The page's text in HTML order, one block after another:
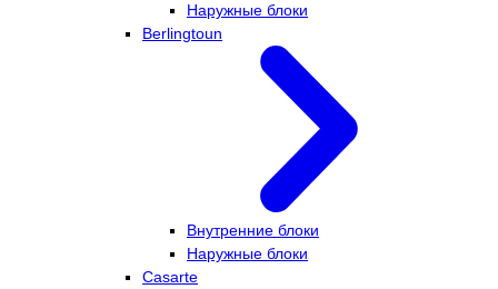
Наружные блоки
Berlingtoun
Внутренние блоки
Наружные блоки
Casarte